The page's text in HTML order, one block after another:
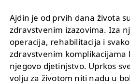
Ajdin je od prvih dana života
zdravstvenim izazovima. Iza
operacija, rehabilitacija i
zdravstvenim komplikacijama
njegovo djetinjstvo. Uprkos
volju za životom niti nadu u